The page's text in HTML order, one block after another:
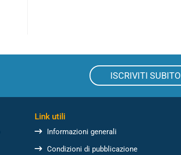
ISCRIVITI SUBITO
Link utili
Informazioni generali
Condizioni di pubblicazione